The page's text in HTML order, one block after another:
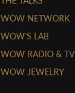
WOW NETWORK
WOW'S LAB
WOW RADIO & TV
WOW JEWELRY